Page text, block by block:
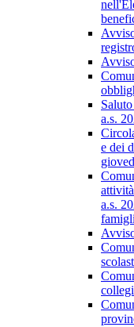
a.s.
e dei
a.s.